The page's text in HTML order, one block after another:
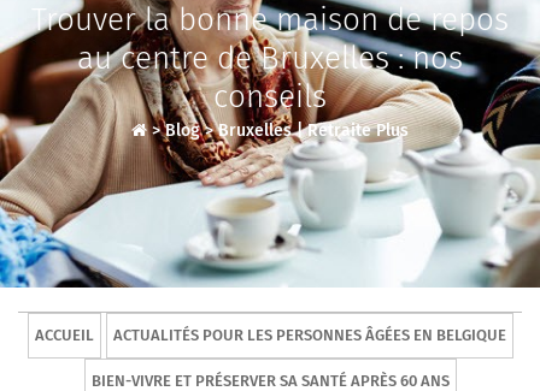
Trouver la bonne maison de repos
au centre de Bruxelles : nos
conseils
>Blog>Bruxelles | Retraite Plus
ACCUEIL ACTUALITÉS POUR LES PERSONNES ÂGÉES EN BELGIQUE
BIEN-VIVRE ET PRÉSERVER SA SANTÉ APRÈS 60 ANS